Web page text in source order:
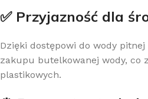
✅ Przyjazność dla
Dzięki dostępowi do wody
zakupu butelkowanej wody, co
plastikowych.